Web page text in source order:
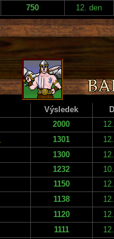
750 12. den
Výsledek
2000
1301
1300
1232
1150
1138
1120
1111